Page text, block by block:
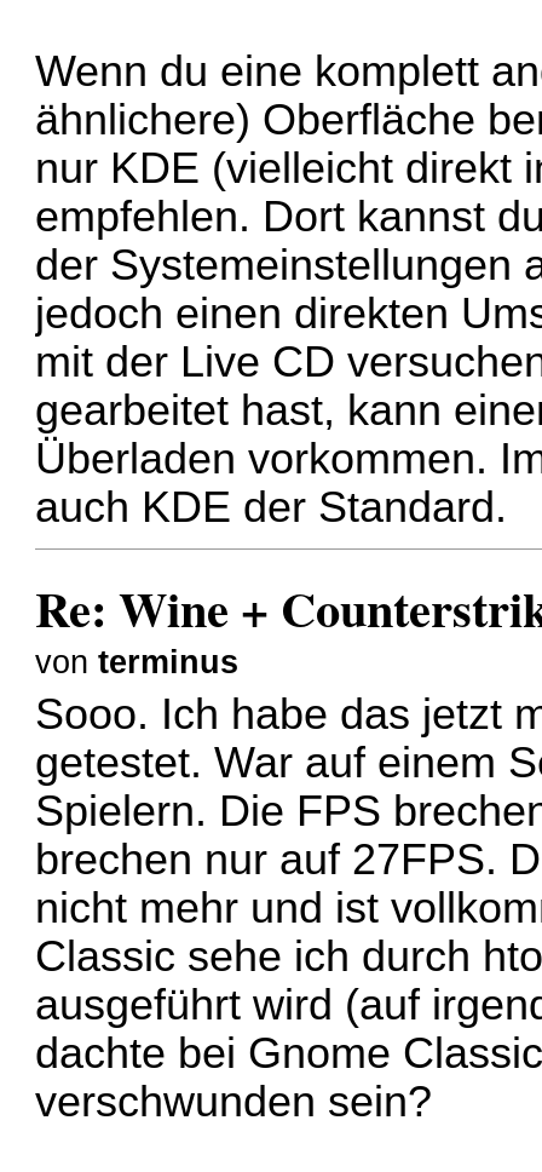
Wenn du eine komplett
ähnlichere) Oberfläche
nur KDE (vielleicht direkt
empfehlen. Dort kannst
der Systemeinstellungen
jedoch einen direkten
mit der Live CD
gearbeitet hast, kann
Überladen vorkommen.
auch KDE der Standard.
Re: Wine +
vonterminus
Sooo. Ich habe das jetzt
getestet. War auf einem
Spielern. Die FPS
brechen nur auf 27FPS.
nicht mehr und ist
Classic sehe ich durch
ausgeführt wird (auf
dachte bei Gnome
verschwunden sein?